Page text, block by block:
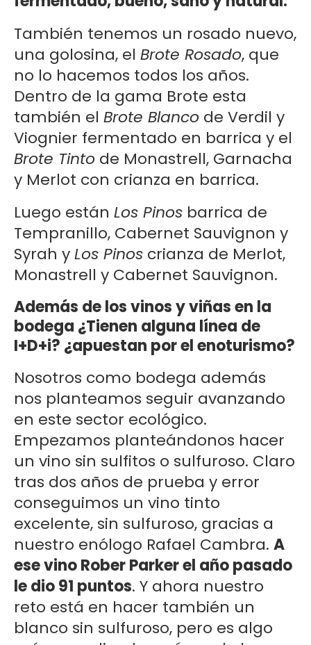
También tenemos un rosado nuevo,
una golosina, el Brote Rosado, que
no lo hacemos todos los años.
Dentro de la gama Brote esta
también el Brote Blanco de Verdil y
Viognier fermentado en barrica y el
Brote Tinto de Monastrell, Garnacha
y Merlot con crianza en barrica.
Luego están Los Pinos barrica de
Tempranillo, Cabernet Sauvignon y
Syrah yLos Pinos crianza de Merlot,
Monastrell y Cabernet Sauvignon.
Además de los vinos y viñas en la
bodega ¿Tienen alguna línea de
I+D+i? ¿apuestan por el enoturismo?
Nosotros como bodega además
nos planteamos seguir avanzando
en este sector ecológico.
Empezamos planteándonos hacer
un vino sin sulfitos o sulfuroso. Claro
tras dos años de prueba y error
conseguimos un vino tinto
excelente, sin sulfuroso, gracias a
nuestro enólogo Rafael Cambra. A
ese vino Rober Parker el año pasado
le dio 91 puntos. Y ahora nuestro
reto está en hacer también un
blanco sin sulfuroso, pero es algo